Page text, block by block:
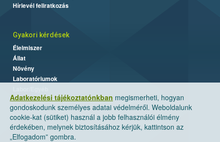
Adatkezelési tájékoztatónkban megismerheti, hogyan
gondoskodunk személyes adatai védelméről. Weboldalunk
cookie-kat (sütiket) használ a jobb felhasználói élmény
érdekében, melynek biztosításához kérjük, kattintson az
„Elfogadom” gombra.
Hírlevél feliratkozás
Gyakori kérdések
Élelmiszer
Állat
Növény
Laboratóriumok